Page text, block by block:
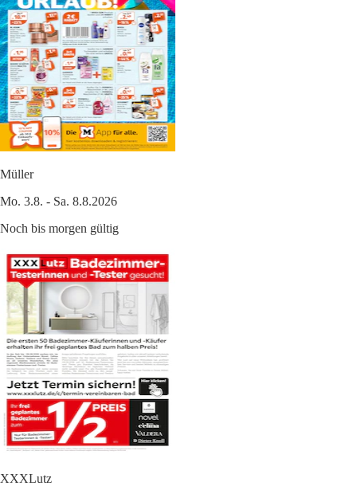
Müller
Mo. 3.8. - Sa. 8.8.2026
Noch bis morgen gültig
XXXLutz